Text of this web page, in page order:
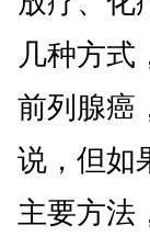
几种方式
前列腺癌
说，但如
主要方法